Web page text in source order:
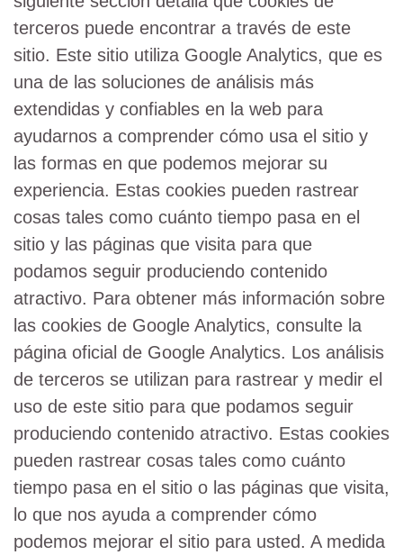
terceros puede encontrar a través de este
sitio. Este sitio utiliza Google Analytics, que es
una de las soluciones de análisis más
extendidas y confiables en la web para
ayudarnos a comprender cómo usa el sitio y
las formas en que podemos mejorar su
experiencia. Estas cookies pueden rastrear
cosas tales como cuánto tiempo pasa en el
sitio y las páginas que visita para que
podamos seguir produciendo contenido
atractivo. Para obtener más información sobre
las cookies de Google Analytics, consulte la
página oficial de Google Analytics. Los análisis
de terceros se utilizan para rastrear y medir el
uso de este sitio para que podamos seguir
produciendo contenido atractivo. Estas cookies
pueden rastrear cosas tales como cuánto
tiempo pasa en el sitio o las páginas que visita,
lo que nos ayuda a comprender cómo
podemos mejorar el sitio para usted. A medida